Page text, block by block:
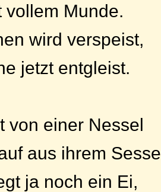
vollem Munde.
wird verspeist,
jetzt entgleist.
von einer Nessel
aus ihrem
ja noch ein Ei,